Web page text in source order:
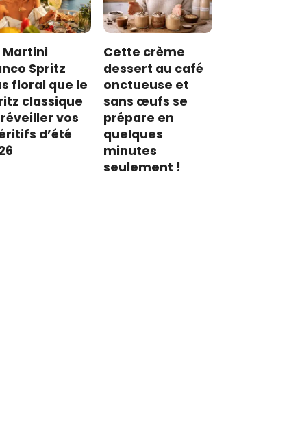
Martini
Spritz
floral que le
classique
vos
d’été
Cette crème
dessert au café
onctueuse et
sans œufs se
prépare en
quelques
minutes
seulement !